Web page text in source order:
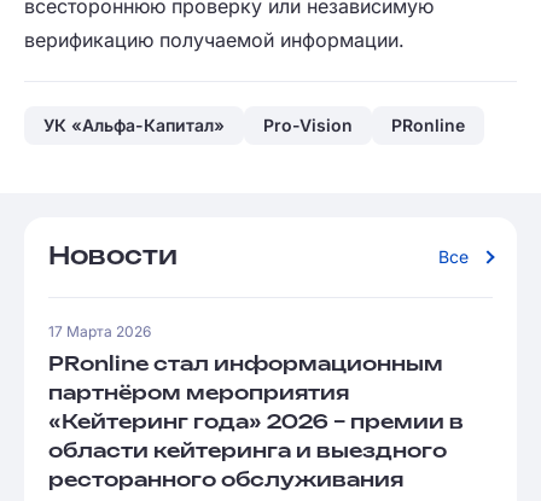
всестороннюю проверку или независимую
верификацию получаемой информации.
УК «Альфа-Капитал» Pro-Vision PRonline
Новости Все
17 Марта 2026
PRonline стал информационным
партнёром мероприятия
«Кейтеринг года» 2026 – премии в
области кейтеринга и выездного
ресторанного обслуживания